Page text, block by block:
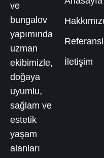
ve
bungalov
yapımında
uzman
ekibimizle,
doğaya
uyumlu,
sağlam ve
estetik
yaşam
alanları
İletişim